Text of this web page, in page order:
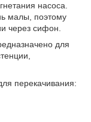
насоса.
малы, поэтому
через сифон.
для
перекачивания: